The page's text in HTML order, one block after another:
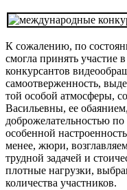
К сожалению, по
смогла принять участие
конкурсантов
самоотверженность,
той особой атмосферы,
Васильевны, ее
доброжелательностью
особенной
менее, жюри,
трудной задачей и
плотные нагрузки,
количества участников.